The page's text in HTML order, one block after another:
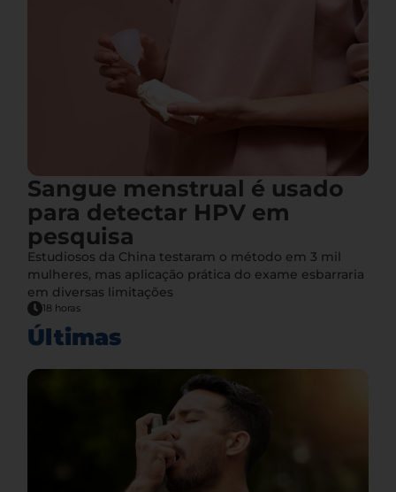
Sangue menstrual é usado
para detectar HPV em
pesquisa
Estudiosos da China testaram o método em 3 mil
mulheres, mas aplicação prática do exame esbarraria
em diversas limitações
18 horas
Últimas